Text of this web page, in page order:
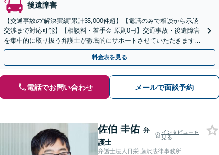
後遺障害
【交通事故の“解決実績”累計35,000件超】【電話のみで相談から示談
交渉まで対応可能】【相談料・着手金 原則0円】交通事故・後遺障害
を集中的に取り扱う弁護士が徹底的にサポートさせていただきます！
相談のみ大歓迎！まずはお気軽にご相談ください
料金表を見る
電話でお問い合わせ メールで面談予約
佐伯 圭佑 弁
護士
インタビューを
見る
弁護士法人日栄 藤沢法律事務所